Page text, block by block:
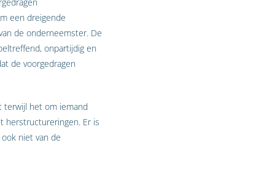
een dreigende
de onderneemster. De
onpartijdig en
de voorgedragen
terwijl het om iemand
herstructureringen. Er is
niet van de